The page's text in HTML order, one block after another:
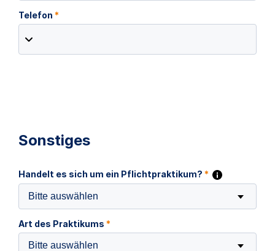
Telefon *
Sonstiges
Handelt es sich um ein Pflichtpraktikum? *
Bitte auswählen
Art des Praktikums *
Bitte auswählen